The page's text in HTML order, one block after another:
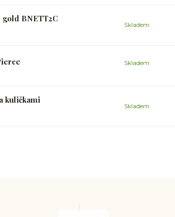
BNETT2C
Skladem
Skladem
kuličkami
Skladem